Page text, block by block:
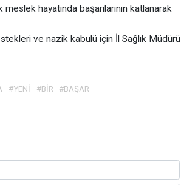
hayatında başarılarının katlanarak
ve nazik kabulü için İl Sağlık Müdürü
#YENİ #BİR #BAŞAR